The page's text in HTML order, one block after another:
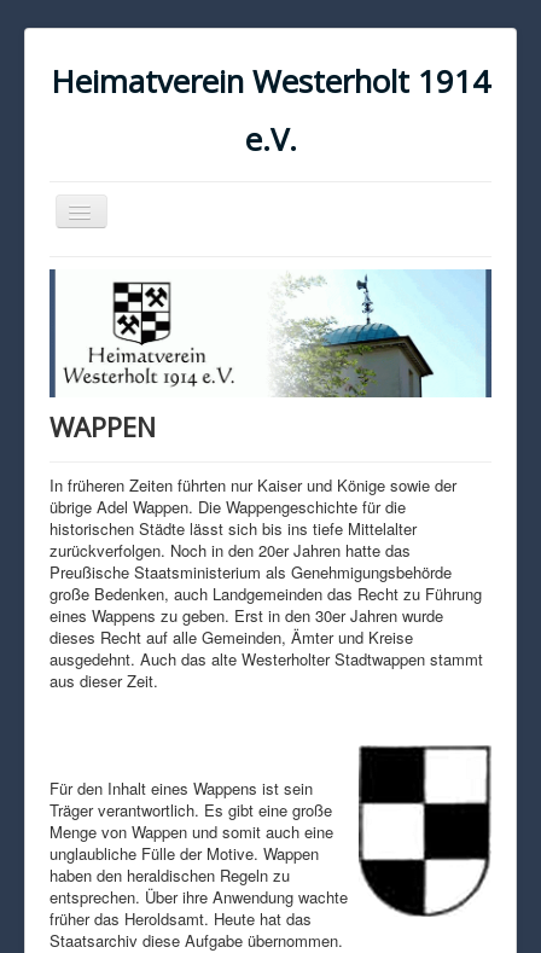
Heimatverein Westerholt 1914
e.V.
Navigation
an/aus
KONTAKT
IMPRESSUM
DATENSCHUTZ
WAPPEN
In früheren Zeiten führten nur Kaiser und Könige sowie der
übrige Adel Wappen. Die Wappengeschichte für die
historischen Städte lässt sich bis ins tiefe Mittelalter
zurückverfolgen. Noch in den 20er Jahren hatte das
Preußische Staatsministerium als Genehmigungsbehörde
große Bedenken, auch Landgemeinden das Recht zu Führung
eines Wappens zu geben. Erst in den 30er Jahren wurde
dieses Recht auf alle Gemeinden, Ämter und Kreise
ausgedehnt. Auch das alte Westerholter Stadtwappen stammt
aus dieser Zeit.
Für den Inhalt eines Wappens ist sein
Träger verantwortlich. Es gibt eine große
Menge von Wappen und somit auch eine
unglaubliche Fülle der Motive. Wappen
haben den heraldischen Regeln zu
entsprechen. Über ihre Anwendung wachte
früher das Heroldsamt. Heute hat das
Staatsarchiv diese Aufgabe übernommen.